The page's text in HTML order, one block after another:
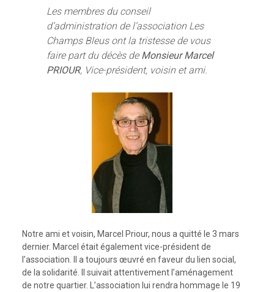
Les membres du conseil
d’administration de l’association Les
Champs Bleus ont la tristesse de vous
faire part du décès de Monsieur Marcel
PRIOUR, Vice-président, voisin et ami.
Notre ami et voisin, Marcel Priour, nous a quitté le 3 mars
dernier. Marcel était également vice-président de
l’association. Il a toujours œuvré en faveur du lien social,
de la solidarité. Il suivait attentivement l’aménagement
de notre quartier. L’association lui rendra hommage le 19